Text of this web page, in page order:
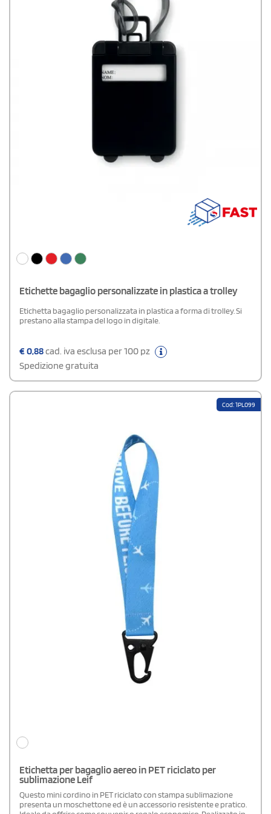
Etichette bagaglio personalizzate in plastica a trolley
Etichetta bagaglio personalizzata in plastica a forma di trolley. Si
prestano alla stampa del logo in digitale.
€0,88cad. iva esclusa per 100 pz
Spedizione gratuita
Cod: 1PL099
Etichetta per bagaglio aereo in PET riciclato per
sublimazione Leif
Questo mini cordino in PET riciclato con stampa sublimazione
presenta un moschettone ed è un accessorio resistente e pratico.